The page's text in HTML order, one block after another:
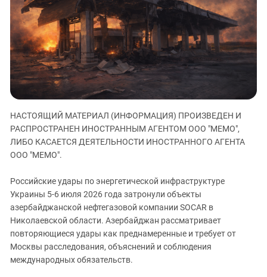
ЗАСТАВЛЯЕТ
КАВКАЗ ЗА ПАЛЕСТИНУ
ИНАКОМЫСЛИЕ В ЧЕЧНЕ
ПРЕСЛЕДОВАНИЕ АКТИВИСТОВ
МОБИЛИЗАЦИЯ И ПРОТЕСТЫ
Дагестан
Ингушетия
Кабардино-Балкария
Калмыкия
Карачаево-Черкесия
Краснодарский край
Нагорный Карабах
Российская Федерация
Ростовская область
Северная Осетия - Алания
СКФО
Ставропольский край
Чечня
Южная Осетия
НАСТОЯЩИЙ МАТЕРИАЛ (ИНФОРМАЦИЯ) ПРОИЗВЕДЕН И
РАСПРОСТРАНЕН ИНОСТРАННЫМ АГЕНТОМ ООО "МЕМО",
ЛИБО КАСАЕТСЯ ДЕЯТЕЛЬНОСТИ ИНОСТРАННОГО АГЕНТА
ООО "МЕМО".
Российские удары по энергетической инфраструктуре
Украины 5-6 июля 2026 года затронули объекты
азербайджанской нефтегазовой компании SOCAR в
Николаевской области. Азербайджан рассматривает
повторяющиеся удары как преднамеренные и требует от
Москвы расследования, объяснений и соблюдения
международных обязательств.